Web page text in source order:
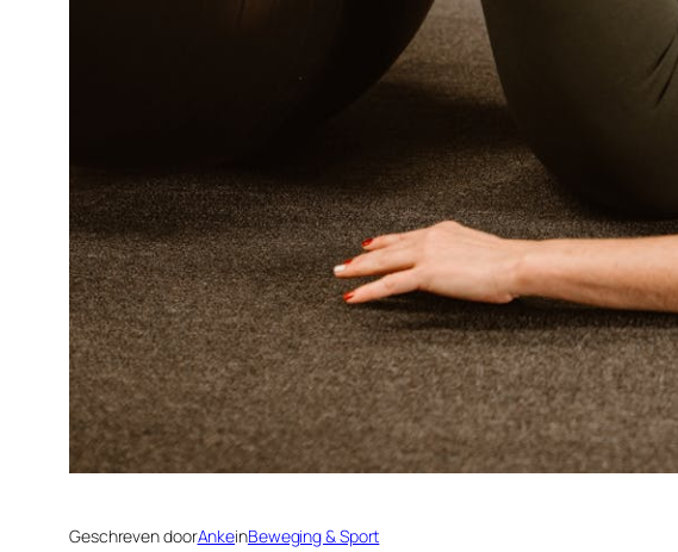
Geschreven doorAnkeinBeweging & Sport